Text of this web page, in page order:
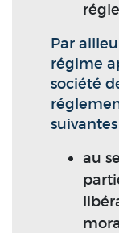
Par
régime
société
au